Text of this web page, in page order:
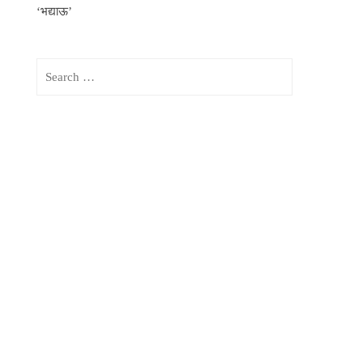
‘भद्याऊ’